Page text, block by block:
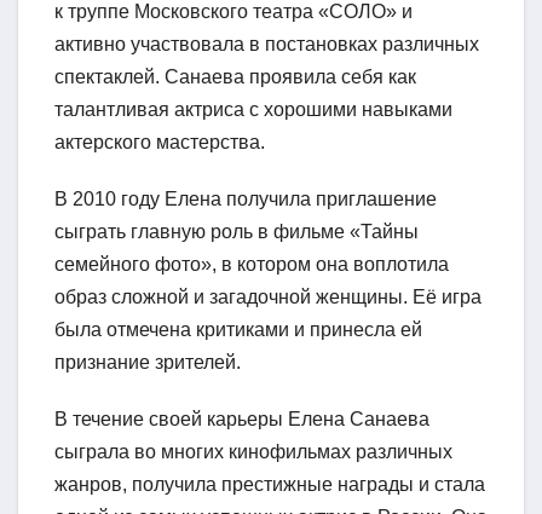
к труппе Московского театра «СОЛО» и
активно участвовала в постановках различных
спектаклей. Санаева проявила себя как
талантливая актриса с хорошими навыками
актерского мастерства.
В 2010 году Елена получила приглашение
сыграть главную роль в фильме «Тайны
семейного фото», в котором она воплотила
образ сложной и загадочной женщины. Её игра
была отмечена критиками и принесла ей
признание зрителей.
В течение своей карьеры Елена Санаева
сыграла во многих кинофильмах различных
жанров, получила престижные награды и стала